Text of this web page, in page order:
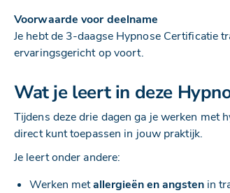
Voorwaarde voor deelname
Je hebt de 3-daagse Hypnose Certificatie
ervaringsgericht op voort.
Wat je leert in deze
Tijdens deze drie dagen ga je werken met
direct kunt toepassen in jouw praktijk.
Je leert onder andere:
Werken metallergieën en angsten in